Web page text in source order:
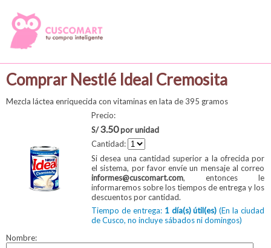
Comprar Nestlé Ideal Cremosita
Mezcla láctea enriquecida con vitaminas en lata de 395 gramos
Precio:
S/3.50por unidad
Cantidad:
Si desea una cantidad superior a la ofrecida por
el sistema, por favor envíe un mensaje al correo
informes@cuscomart.com, entonces le
informaremos sobre los tiempos de entrega y los
descuentos por cantidad.
Tiempo de entrega: 1 día(s) útil(es)(En la ciudad
de Cusco, no incluye sábados ni domingos)
Nombre: